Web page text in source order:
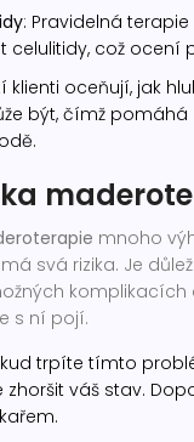
: Pravidelná
celulitidy, což ocení
klienti oceňují, jak
být, čímž pomáhá
mnoho
svá rizika. Je
komplikacích
s ní pojí.
trpíte tímto
váš stav.